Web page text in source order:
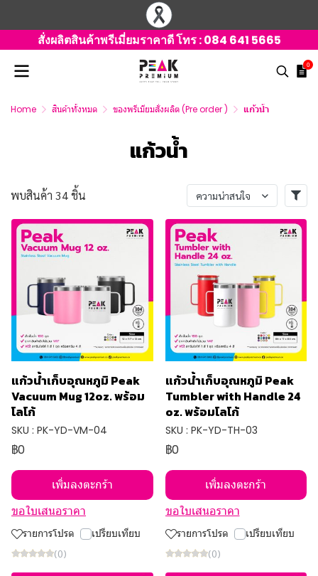
สั่งผลิตสินค้าพรีเมี่ยมราคาดี โทร :084 641 5665
0
Home สินค้าทั้งหมด ของพรีเมียมสั่งผลิต (Pre order ) แก้วน้ำ
แก้วน้ำ
พบสินค้า 34 ชิ้น ความน่าสนใจ
แก้วน้ำเก็บอุณหภูมิ Peak
Vacuum Mug 12oz. พร้อม
โลโก้
SKU : PK-YD-VM-04
฿0
เพิ่มลงตะกร้า
ขอใบเสนอราคา
รายการโปรด เปรียบเทียบ
(0)
แก้วน้ำเก็บอุณหภูมิ Peak
Tumbler with Handle 24
oz. พร้อมโลโก้
SKU : PK-YD-TH-03
฿0
เพิ่มลงตะกร้า
ขอใบเสนอราคา
รายการโปรด เปรียบเทียบ
(0)